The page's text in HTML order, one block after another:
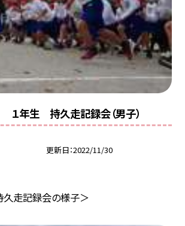
） １年生 持久走記録会（男子）
更新日 2022/11/30
久走記録会の様子＞